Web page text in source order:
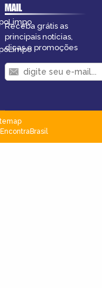
MAIL
Receba grátis as
principais notícias,
dicas e promoções